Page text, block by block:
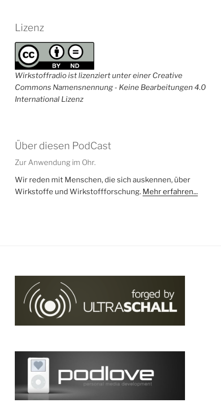
Lizenz
Wirkstoffradio ist lizenziert unter einer Creative
Commons Namensnennung - Keine Bearbeitungen 4.0
International Lizenz
Über diesen PodCast
Zur Anwendung im Ohr.
Wir reden mit Menschen, die sich auskennen, über
Wirkstoffe und Wirkstoffforschung. Mehr erfahren...